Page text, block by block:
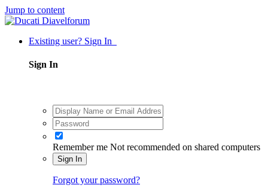
Jump to content
Existing user? Sign In
Sign In
Remember me Not recommended on shared computers
Sign In
Forgot your password?